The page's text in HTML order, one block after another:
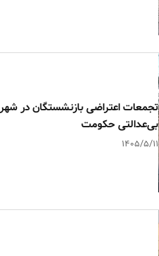
تجمعات اعتراضی بازنشستگان در
بی‌عدالتی حکومت
۱۴۰۵/۵/۱۱